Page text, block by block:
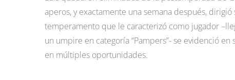
aperos, y exactamente una semana después,
temperamento que le caracterizó como jugador
un umpire en categoría “Pampers”- se evidenció
en múltiples oportunidades.